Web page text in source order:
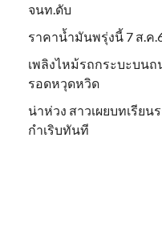
จนท.ดับ
ราคาน้ำมันพรุ่งนี้ 7 ส.ค
เพลิงไหม้รถกระบะบน
รอดหวุดหวิด
น่าห่วง สาวเผยบทเรีย
กำเริบทันที